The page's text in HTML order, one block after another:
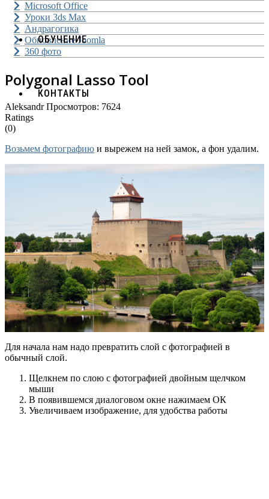
ОБУЧЕНИЕ
КОНТАКТЫ
Microsoft Office
Уроки 3ds Max
Андрагогика
Обновление Joomla
360 фото
Polygonal Lasso Tool
Aleksandr Просмотров: 7624
Ratings
(0)
Возьмем фотографию и вырежем на ней замок, а фон удалим.
Для начала нам надо превратить слой с фотографией в
обычный слой.
Щелкнем по слою с фотографией двойным щелчком
мыши
В появившемся диалоговом окне нажимаем ОК
Увеличиваем изображение, для удобства работы